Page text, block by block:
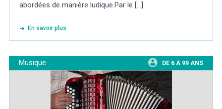
abordées de manière ludique.Par le [...]
En savoir plus
Musique DE 6 À 99 ANS